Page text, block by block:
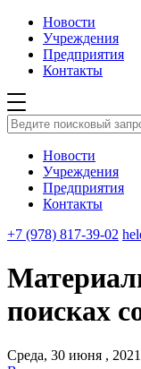
Новости
Учреждения
Предприятия
Контакты
Новости
Учреждения
Предприятия
Контакты
+7 (978) 817-39-02
поисках
Среда, 30 июня , 2021